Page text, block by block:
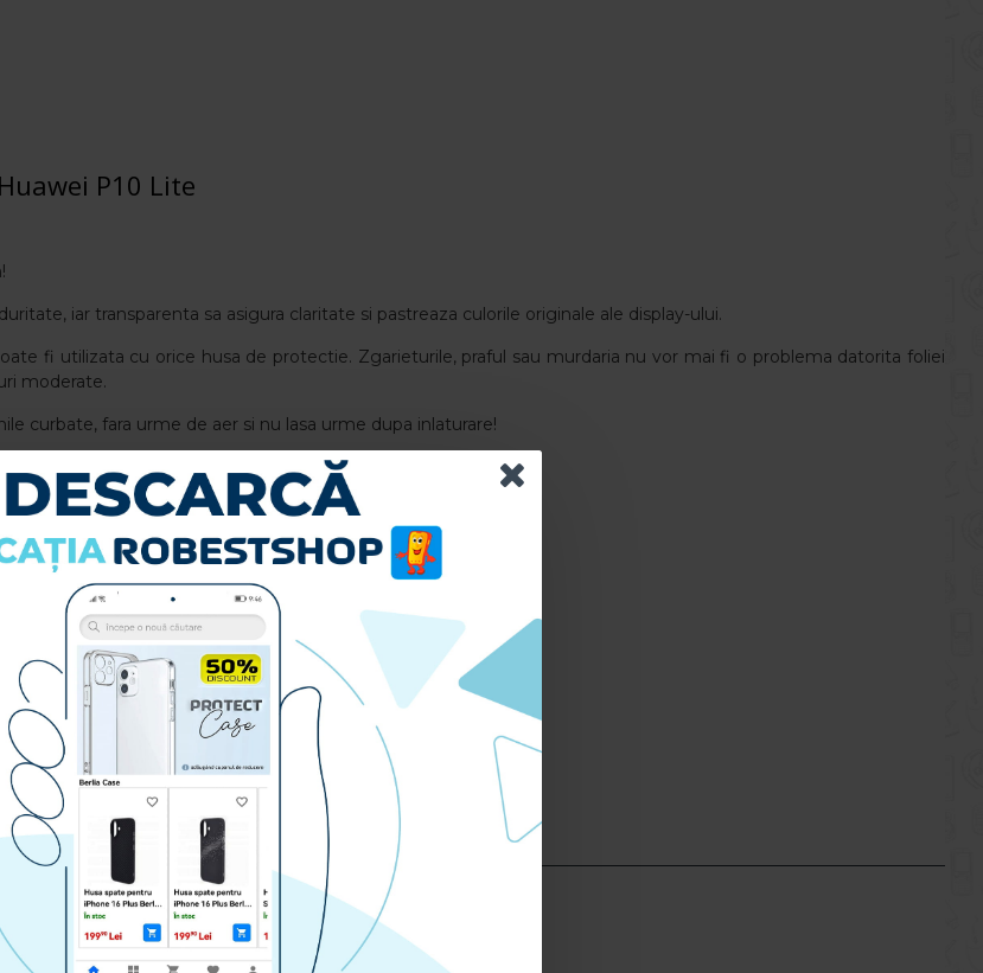
P10 Lite
iar transparenta sa asigura claritate si pastreaza culorile originale ale display-ului.
fi utilizata cu orice husa de protectie. Zgarieturile, praful sau murdaria nu vor mai fi o problema datorita foliei
moderate.
curbate, fara urme de aer si nu lasa urme dupa inlaturare!
adera pe toata suprafata ecranului.
pe toata suprafata foliei.
lasa o recenzie